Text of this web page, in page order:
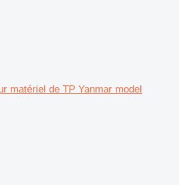
matériel de TP Yanmar model